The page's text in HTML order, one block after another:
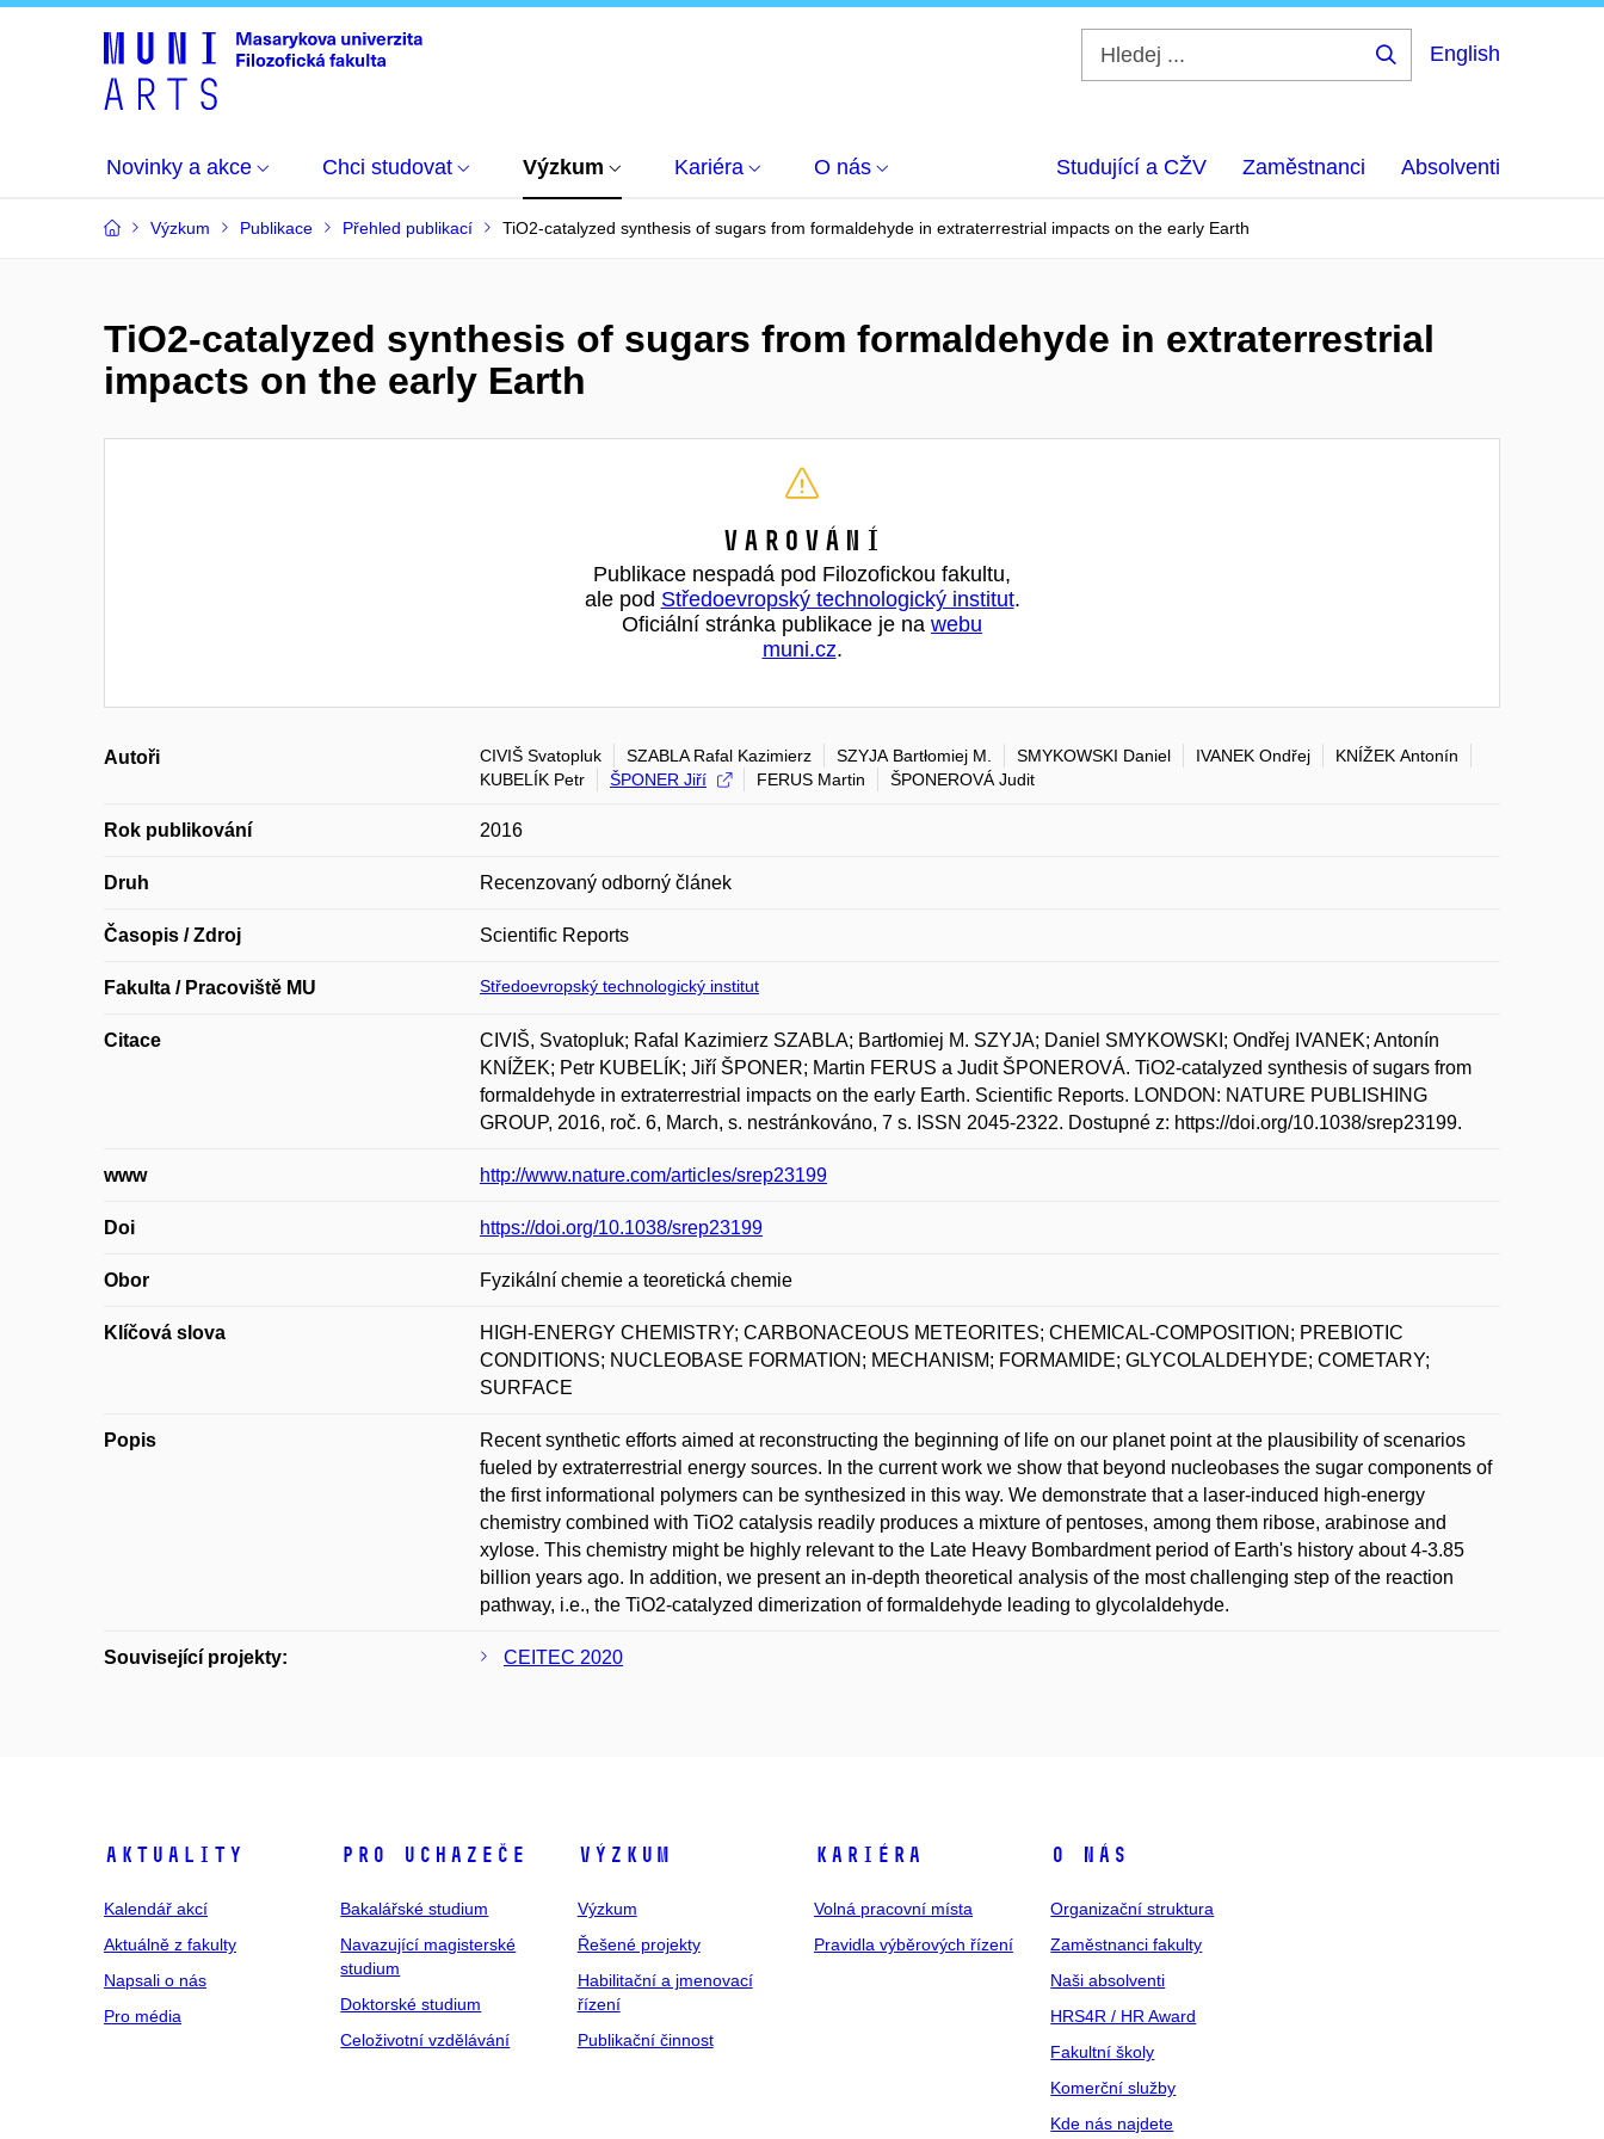
English
Novinky a akce Chci studovat Výzkum Kariéra O nás Studující a CŽV Zaměstnanci Absolventi
Výzkum Publikace Přehled publikací TiO2-catalyzed synthesis of sugars from formaldehyde in extraterrestrial impacts on the early Earth
TiO2-catalyzed synthesis of sugars from formaldehyde in extraterrestrial
impacts on the early Earth
Varování
Publikace nespadá pod Filozofickou fakultu,
ale pod Středoevropský technologický institut.
Oficiální stránka publikace je na webu
muni.cz.
Autoři CIVIŠ Svatopluk SZABLA Rafal Kazimierz SZYJA Bartłomiej M. SMYKOWSKI Daniel IVANEK Ondřej
KNÍŽEK Antonín
KUBELÍK Petr
ŠPONER Jiří FERUS Martin ŠPONEROVÁ Judit
Rok publikování 2016
Druh Recenzovaný odborný článek
Časopis / Zdroj Scientific Reports
Fakulta / Pracoviště MU Středoevropský technologický institut
Citace
CIVIŠ, Svatopluk; Rafal Kazimierz SZABLA; Bartłomiej M. SZYJA; Daniel SMYKOWSKI; Ondřej IVANEK; Antonín
KNÍŽEK; Petr KUBELÍK; Jiří ŠPONER; Martin FERUS a Judit ŠPONEROVÁ. TiO2-catalyzed synthesis of sugars from
formaldehyde in extraterrestrial impacts on the early Earth. Scientific Reports. LONDON: NATURE PUBLISHING
GROUP, 2016, roč. 6, March, s. nestránkováno, 7 s. ISSN 2045-2322. Dostupné z: https://doi.org/10.1038/srep23199.
www http://www.nature.com/articles/srep23199
Doi https://doi.org/10.1038/srep23199
Obor Fyzikální chemie a teoretická chemie
Klíčová slova
HIGH-ENERGY CHEMISTRY; CARBONACEOUS METEORITES; CHEMICAL-COMPOSITION; PREBIOTIC
CONDITIONS; NUCLEOBASE FORMATION; MECHANISM; FORMAMIDE; GLYCOLALDEHYDE; COMETARY;
SURFACE
Popis
Recent synthetic efforts aimed at reconstructing the beginning of life on our planet point at the plausibility of scenarios
fueled by extraterrestrial energy sources. In the current work we show that beyond nucleobases the sugar components of
the first informational polymers can be synthesized in this way. We demonstrate that a laser-induced high-energy
chemistry combined with TiO2 catalysis readily produces a mixture of pentoses, among them ribose, arabinose and
xylose. This chemistry might be highly relevant to the Late Heavy Bombardment period of Earth's history about 4-3.85
billion years ago. In addition, we present an in-depth theoretical analysis of the most challenging step of the reaction
pathway, i.e., the TiO2-catalyzed dimerization of formaldehyde leading to glycolaldehyde.
Související projekty: CEITEC 2020
Aktuality
Kalendář akcí
Aktuálně z fakulty
Napsali o nás
Pro média
Pro uchazeče
Bakalářské studium
Navazující magisterské
studium
Doktorské studium
Celoživotní vzdělávání
Výzkum
Výzkum
Řešené projekty
Habilitační a jmenovací
řízení
Publikační činnost
Kariéra
Volná pracovní místa
Pravidla výběrových řízení
O nás
Organizační struktura
Zaměstnanci fakulty
Naši absolventi
HRS4R / HR Award
Fakultní školy
Komerční služby
Kde nás najdete